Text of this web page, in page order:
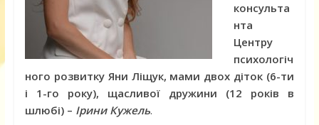
консульта
нта
Центру
психологіч
ного розвитку Яни Ліщук, мами двох діток (6-ти
і 1-го року), щасливої дружини (12 років в
шлюбі) – Ірини Кужель.